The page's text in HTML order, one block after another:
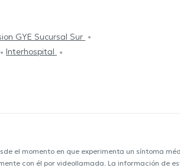
GYE Sucursal Sur
Interhospital
el momento en que experimenta un síntoma
con él por videollamada. La información de